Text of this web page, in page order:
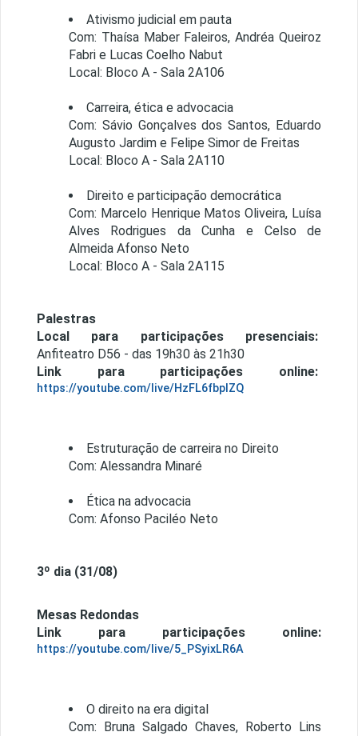
Ativismo judicial em pauta
Com: Thaísa Maber Faleiros, Andréa Queiroz
Fabri e Lucas Coelho Nabut
Local: Bloco A - Sala 2A106
Carreira, ética e advocacia
Com: Sávio Gonçalves dos Santos, Eduardo
Augusto Jardim e Felipe Simor de Freitas
Local: Bloco A - Sala 2A110
Direito e participação democrática
Com: Marcelo Henrique Matos Oliveira, Luísa
Alves Rodrigues da Cunha e Celso de
Almeida Afonso Neto
Local: Bloco A - Sala 2A115
Palestras
Local para participações presenciais:
Anfiteatro D56 - das 19h30 às 21h30
Link para participações online:
https://youtube.com/live/HzFL6fbpIZQ
Estruturação de carreira no Direito
Com: Alessandra Minaré
Ética na advocacia
Com: Afonso Paciléo Neto
3º dia (31/08)
Mesas Redondas
Link para participações online:
https://youtube.com/live/5_PSyixLR6A
O direito na era digital
Com: Bruna Salgado Chaves, Roberto Lins